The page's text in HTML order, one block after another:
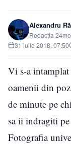
Alexandru
Redacția
31 iulie 2018, 07:50
Vi s-a intamplat
oamenii din
de minute pe
sa ii indragiti
Fotografia